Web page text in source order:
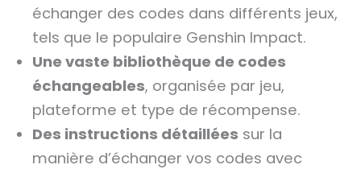
échanger des codes dans différents jeux,
tels que le populaire Genshin Impact.
Une vaste bibliothèque de codes
échangeables, organisée par jeu,
plateforme et type de récompense.
Des instructions détaillées sur la
manière d’échanger vos codes avec